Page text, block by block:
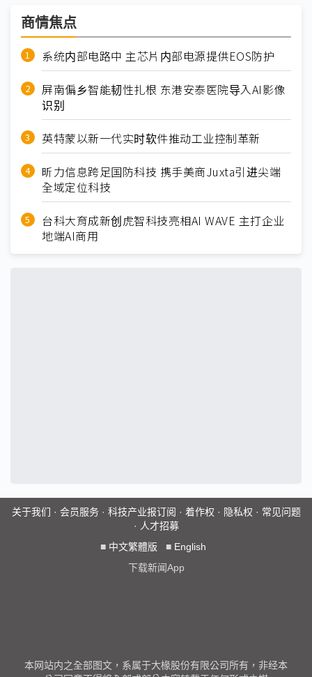
商情焦点
系统内部电路中 主芯片内部电源提供EOS防护
屏南偏乡智能韧性扎根 东港安泰医院导入AI影像
识别
英特蒙以新一代实时软件推动工业控制革新
昕力信息跨足国防科技 携手美商Juxta引进尖端
全域定位科技
台科大育成新创虎智科技亮相AI WAVE 主打企业
地端AI商用
关于我们 · 会员服务· 科技产业报订阅 · 着作权 · 隐私权 · 常见问题
· 人才招募
■ 中文繁體版 ■ English
下载新闻App
本网站内之全部图文，系属于大椽股份有限公司所有，非经本